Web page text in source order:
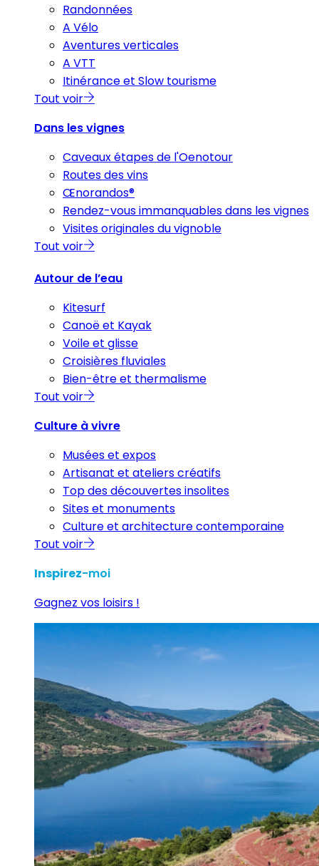
Randonnées
A Vélo
Aventures verticales
A VTT
Itinérance et Slow tourisme
Tout voir
Dans les vignes
Caveaux étapes de l'Oenotour
Routes des vins
Œnorandos®
Rendez-vous immanquables dans les vignes
Visites originales du vignoble
Tout voir
Autour de l’eau
Kitesurf
Canoë et Kayak
Voile et glisse
Croisières fluviales
Bien-être et thermalisme
Tout voir
Culture à vivre
Musées et expos
Artisanat et ateliers créatifs
Top des découvertes insolites
Sites et monuments
Culture et architecture contemporaine
Tout voir
Inspirez-moi
Gagnez vos loisirs !